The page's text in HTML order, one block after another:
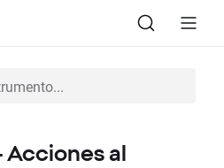
Acciones al